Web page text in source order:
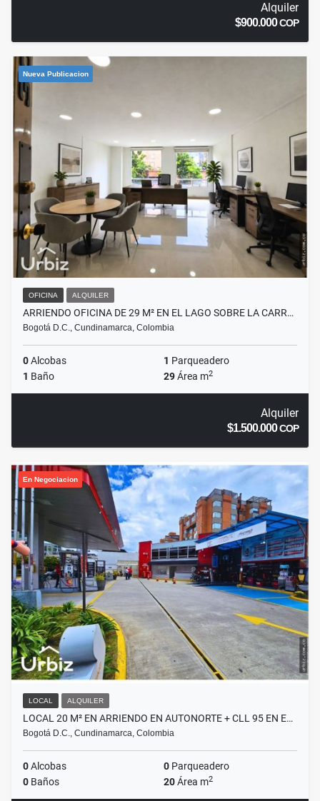
Alquiler
$900.000COP
Nueva Publicacion
OFICINA ALQUILER
ARRIENDO OFICINA DE 29 M² EN EL LAGO SOBRE LA CARR…
Bogotá D.C., Cundinamarca, Colombia
0Alcobas 1 Parqueadero
1 Baño 29Área m2
Alquiler
$1.500.000COP
En Negociacion
LOCAL ALQUILER
LOCAL 20 M² EN ARRIENDO EN AUTONORTE + CLL 95 EN E…
Bogotá D.C., Cundinamarca, Colombia
0Alcobas 0 Parqueadero
0 Baños 20Área m2